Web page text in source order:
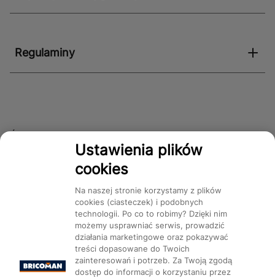
Regulaminy
Śledź nas!
Mapa Strony: Kategorie Produkty Marki CMS
Ustawienia plików
cookies
Na naszej stronie korzystamy z plików
cookies (ciasteczek) i podobnych
technologii. Po co to robimy? Dzięki nim
możemy usprawniać serwis, prowadzić
działania marketingowe oraz pokazywać
treści dopasowane do Twoich
zainteresowań i potrzeb. Za Twoją zgodą
dostęp do informacji o korzystaniu przez